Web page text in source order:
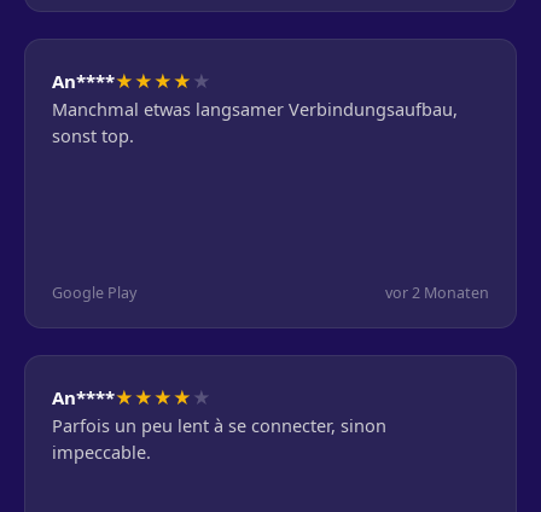
An****★★★★ ★
Manchmal etwas langsamer Verbindungsaufbau,
sonst top.
Google Play vor 2 Monaten
An****★★★★ ★
Parfois un peu lent à se connecter, sinon
impeccable.